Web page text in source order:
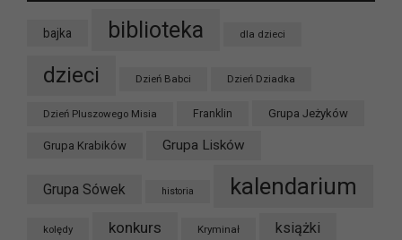
bajka biblioteka dla dzieci
dzieci Dzień Babci Dzień Dziadka
Dzień Pluszowego Misia Franklin Grupa Jeżyków
Grupa Krabików Grupa Lisków
Grupa Sówek historia kalendarium
kolędy konkurs Kryminał książki